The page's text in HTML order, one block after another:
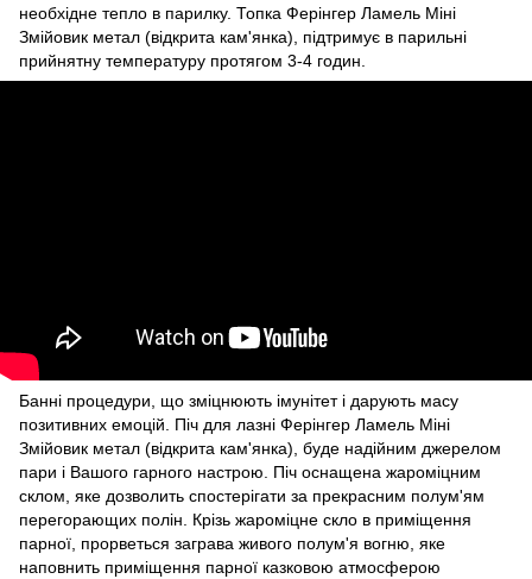
необхідне тепло в парилку. Топка Ферінгер Ламель Міні
Змійовик метал (відкрита кам'янка), підтримує в парильні
прийнятну температуру протягом 3-4 годин.
Банні процедури, що зміцнюють імунітет і дарують масу
позитивних емоцій. Піч для лазні Ферінгер Ламель Міні
Змійовик метал (відкрита кам'янка), буде надійним джерелом
пари і Вашого гарного настрою. Піч оснащена жароміцним
склом, яке дозволить спостерігати за прекрасним полум'ям
перегорающих полін. Крізь жароміцне скло в приміщення
парної, прорветься заграва живого полум'я вогню, яке
наповнить приміщення парної казковою атмосферою